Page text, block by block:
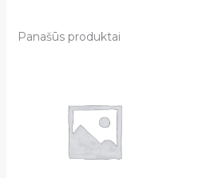
Panašūs produktai